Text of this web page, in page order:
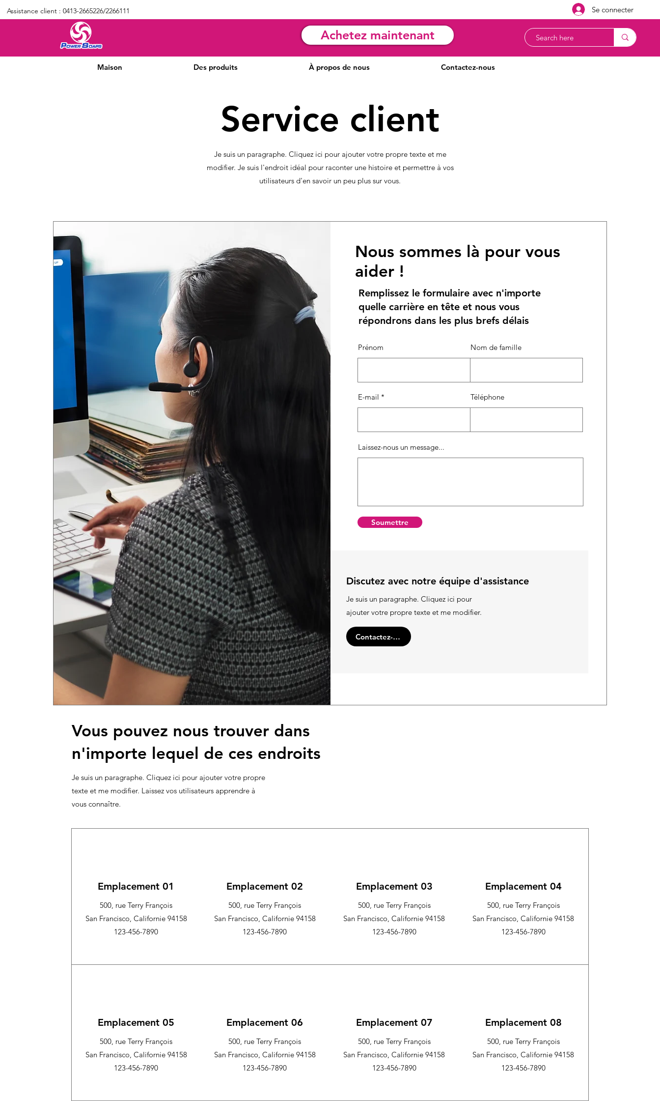
Assistance client : 0413-2665226/2266111 Se connecter
Achetez maintenant
Maison Des produits À propos de nous Contactez-nous
Service client
Je suis un paragraphe. Cliquez ici pour ajouter votre propre texte et me
modifier. Je suis l'endroit idéal pour raconter une histoire et permettre à vos
utilisateurs d'en savoir un peu plus sur vous.
Nous sommes là pour vous
aider !
Remplissez le formulaire avec n'importe
quelle carrière en tête et nous vous
répondrons dans les plus brefs délais
Nom de famille
Prénom
E-mail Téléphone
Laissez-nous un message...
Soumettre
Discutez avec notre équipe d'assistance
Je suis un paragraphe. Cliquez ici pour
ajouter votre propre texte et me modifier.
Contactez-nous
Vous pouvez nous trouver dans
n'importe lequel de ces endroits
Je suis un paragraphe. Cliquez ici pour ajouter votre propre
texte et me modifier. Laissez vos utilisateurs apprendre à
vous connaître.
Emplacement 01
500, rue Terry François
San Francisco, Californie 94158
123-456-7890
Emplacement 02
500, rue Terry François
San Francisco, Californie 94158
123-456-7890
Emplacement 03
500, rue Terry François
San Francisco, Californie 94158
123-456-7890
Emplacement 04
500, rue Terry François
San Francisco, Californie 94158
123-456-7890
Emplacement 05
500, rue Terry François
San Francisco, Californie 94158
123-456-7890
Emplacement 06
500, rue Terry François
San Francisco, Californie 94158
123-456-7890
Emplacement 07
500, rue Terry François
San Francisco, Californie 94158
123-456-7890
Emplacement 08
500, rue Terry François
San Francisco, Californie 94158
123-456-7890